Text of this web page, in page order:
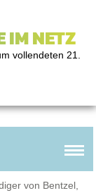
IM NETZ
vollendeten 21.
von Bentzel,